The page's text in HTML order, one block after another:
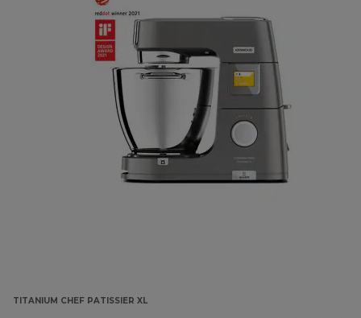
TITANIUM CHEF PATISSIER XL